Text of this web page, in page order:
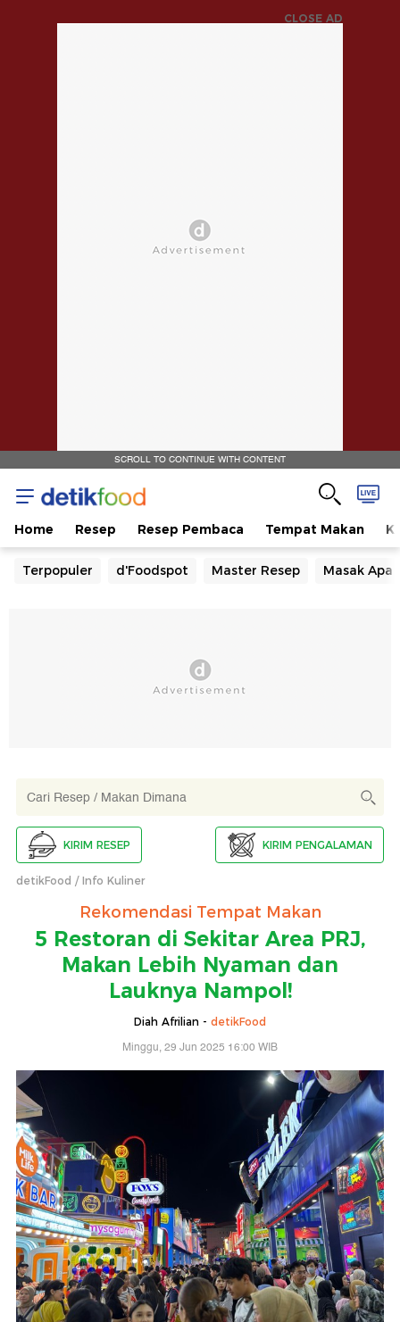
CLOSE AD
SCROLL TO CONTINUE WITH CONTENT
Home Resep Resep Pembaca Tempat Makan
Terpopuler d'Foodspot Master Resep Masak Apa
KIRIM RESEP KIRIM PENGALAMAN
detikFood Info Kuliner
Rekomendasi Tempat Makan
5 Restoran di Sekitar Area PRJ,
Makan Lebih Nyaman dan
Lauknya Nampol!
Diah Afrilian - detikFood
Minggu, 29 Jun 2025 16:00 WIB